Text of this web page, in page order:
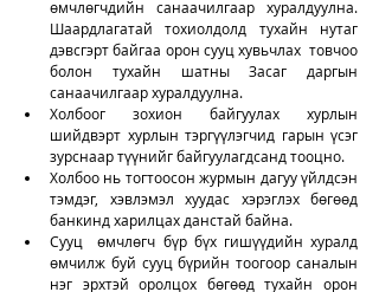
өмчлөгчдийн санаачилгаар хуралдуулна.
Шаардлагатай тохиолдолд тухайн нутаг
дэвсгэрт байгаа орон сууц хувьчлах  товчоо
болон тухайн шатны Засаг даргын
санаачилгаар хуралдуулна.
Холбоог зохион байгуулах хурлын
шийдвэрт хурлын тэргүүлэгчид гарын үсэг
зурснаар түүнийг байгуулагдсанд тооцно.
Холбоо нь тогтоосон журмын дагуу үйлдсэн
тэмдэг, хэвлэмэл хуудас хэрэглэх бөгөөд
банкинд харилцах данстай байна.
Сууц  өмчлөгч бүр бүх гишүүдийн хуралд
өмчилж буй сууц бүрийн тоогоор саналын
нэг эрхтэй оролцох бөгөөд тухайн орон